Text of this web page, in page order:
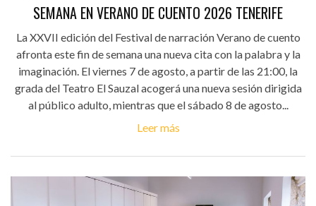
SEMANA EN VERANO DE CUENTO 2026 TENERIFE
La XXVII edición del Festival de narración Verano de cuento
afronta este fin de semana una nueva cita con la palabra y la
imaginación. El viernes 7 de agosto, a partir de las 21:00, la
grada del Teatro El Sauzal acogerá una nueva sesión dirigida
al público adulto, mientras que el sábado 8 de agosto...
Leer más